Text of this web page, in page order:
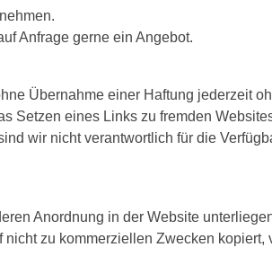
Anfrage gerne ein Angebot.
Übernahme einer Haftung jederzeit
Setzen eines Links zu fremden
wir nicht verantwortlich für die
Anordnung in der Website
zu kommerziellen Zwecken kopiert,